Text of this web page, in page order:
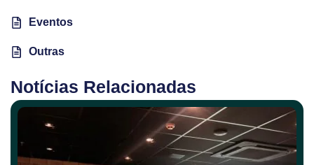
Eventos
Outras
Notícias Relacionadas